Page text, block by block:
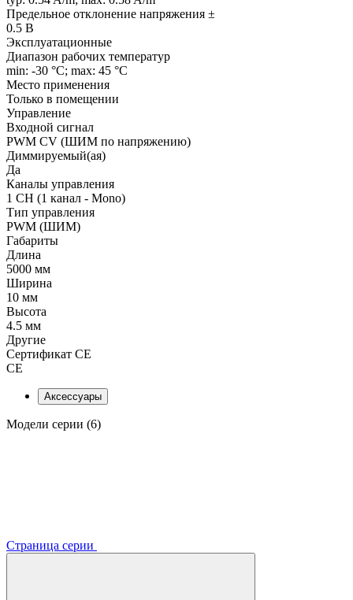
Предельное отклонение напряжения ±
0.5 В
Эксплуатационные
Диапазон рабочих температур
min: -30 °C; max: 45 °C
Место применения
Только в помещении
Управление
Входной сигнал
PWM СV (ШИМ по напряжению)
Диммируемый(ая)
Да
Каналы управления
1 CH (1 канал - Mono)
Тип управления
PWM (ШИМ)
Габариты
Длина
5000 мм
Ширина
10 мм
Высота
4.5 мм
Другие
Сертификат CE
CE
Аксессуары
Модели серии (6)
Страница серии